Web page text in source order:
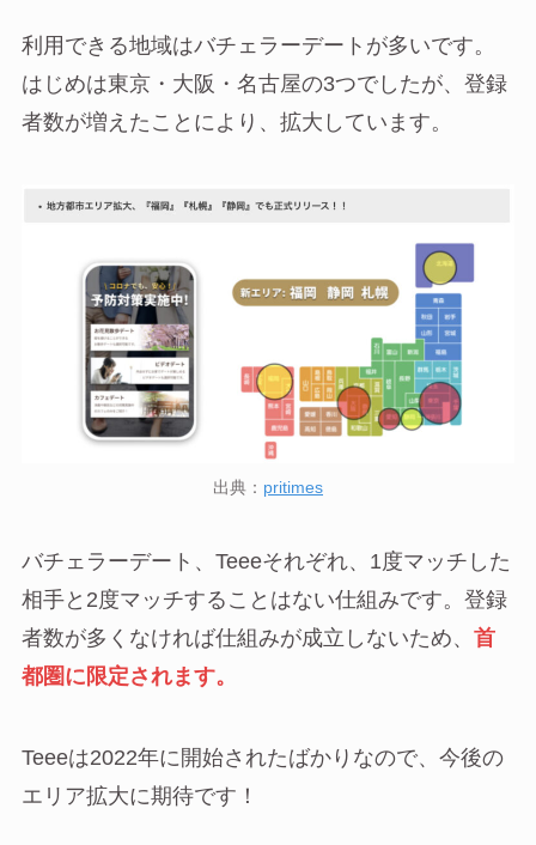
利用できる地域はバチェラーデートが多いです。
はじめは東京・大阪・名古屋の3つでしたが、登録
者数が増えたことにより、拡大しています。
出典： pritimes
バチェラーデート、Teeeそれぞれ、1度マッチした
相手と2度マッチすることはない仕組みです。登録
者数が多くなければ仕組みが成立しないため、 首
都圏に限定されます。
Teeeは2022年に開始されたばかりなので、今後の
エリア拡大に期待です！